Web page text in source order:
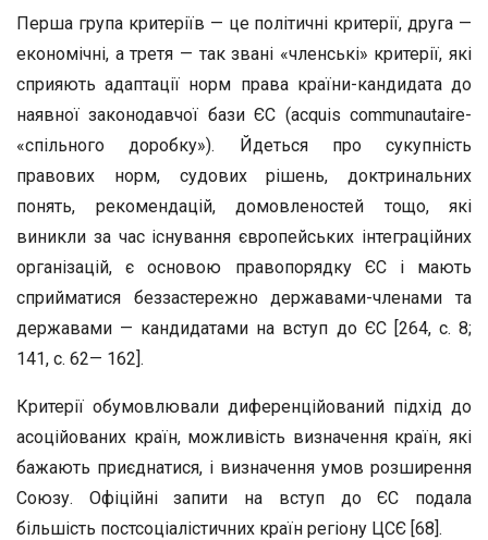
Перша група критеріїв — це політичні критерії, друга —
економічні, а третя — так звані «членські» критерії, які
сприяють адаптації норм права країни-кандидата до
наявної законодавчої бази ЄС (acquis communautaire-
«спільного доробку»). Йдеться про сукупність
правових норм, судових рішень, доктринальних
понять, рекомендацій, домовленостей тощо, які
виникли за час існування європейських інтеграційних
організацій, є основою правопорядку ЄС і мають
сприйматися беззастережно державами-членами та
державами — кандидатами на вступ до ЄС [264, с. 8;
141, с. 62— 162].
Критерії обумовлювали диференційований підхід до
асоційованих країн, можливість визначення країн, які
бажають приєднатися, і визначення умов розширення
Союзу. Офіційні запити на вступ до ЄС подала
більшість постсоціалістичних країн регіону ЦСЄ [68].